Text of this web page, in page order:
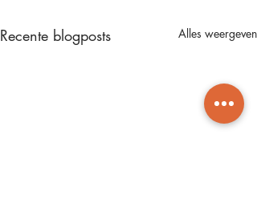
Recente blogposts Alles weergeven